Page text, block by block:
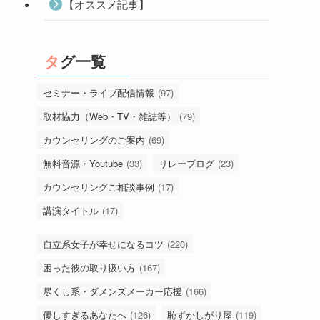
【オススメ記事】
タグ一覧
セミナー・ライブ配信情報 (97)
取材協力（Web・TV・雑誌等）
(79)
カウンセリングのご案内 (69)
無料音源・Youtube (33) リレーブログ (23)
カウンセリングご相談事例 (17)
講演タイトル (17)
自立系女子が幸せになるコツ (220)
困った彼の取り扱い方 (167)
尽くし系・ダメンズメーカー応援 (166)
優しすぎるあなたへ (126) 恥ずかしがり屋 (119)